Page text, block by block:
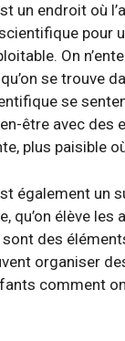
un endroit où
pour
On
se trouve
se
être avec des
plus paisible
également un
qu’on élève
des
organiser
comment